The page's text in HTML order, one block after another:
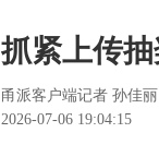
抓紧上传
甬派客户端记者 孙佳
2026-07-06 19:04:15